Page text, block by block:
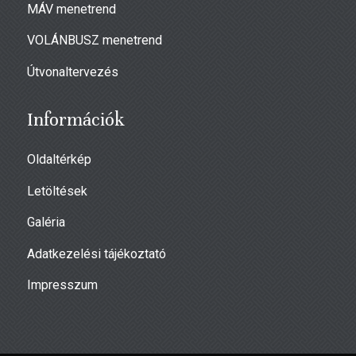
MÁV menetrend
VOLÁNBUSZ menetrend
Útvonaltervezés
Információk
Oldaltérkép
Letöltések
Galéria
Adatkezelési tájékoztató
Impresszum